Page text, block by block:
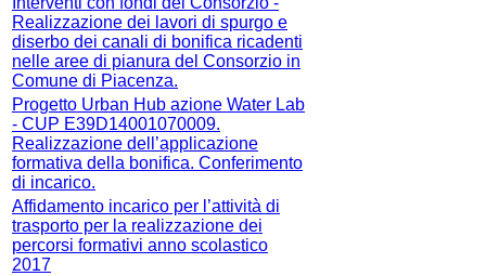
Realizzazione dei lavori di spurgo e
diserbo dei canali di bonifica ricadenti
nelle aree di pianura del Consorzio in
Comune di Piacenza.
Progetto Urban Hub azione Water Lab
- CUP E39D14001070009.
Realizzazione dell’applicazione
formativa della bonifica. Conferimento
di incarico.
Affidamento incarico per l’attività di
trasporto per la realizzazione dei
percorsi formativi anno scolastico
2017